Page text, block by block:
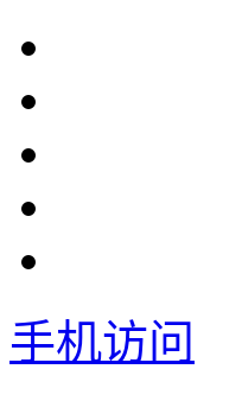
手机访问